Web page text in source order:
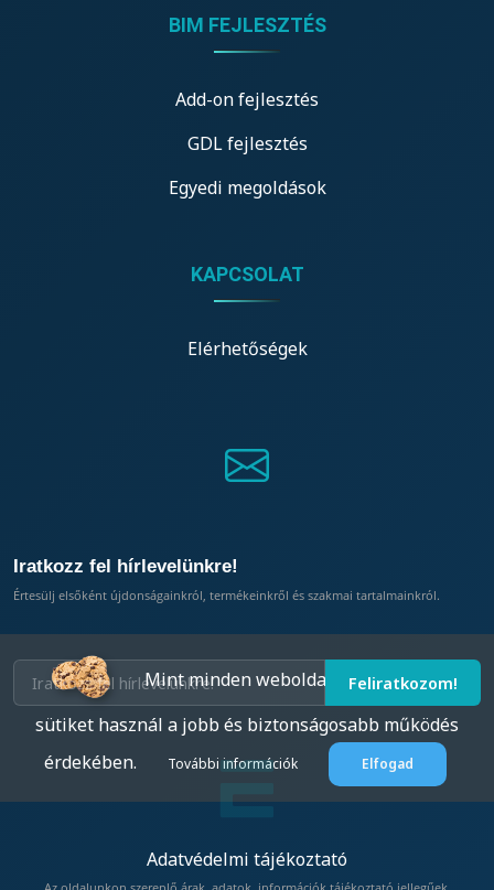
BIM FEJLESZTÉS
Add-on fejlesztés
GDL fejlesztés
Egyedi megoldások
KAPCSOLAT
Elérhetőségek
Iratkozz fel hírlevelünkre!
Értesülj elsőként újdonságainkról, termékeinkről és szakmai tartalmainkról.
Adatvédelmi tájékoztató
Mint minden weboldal, az eptar.hu is
sütiket használ a jobb és biztonságosabb működés
érdekében.
További információk Elfogad